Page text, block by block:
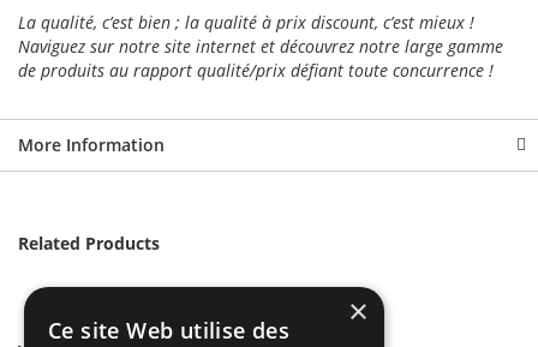
La qualité, c’est bien ; la qualité à prix discount, c’est mieux !
Naviguez sur notre site internet et découvrez notre large gamme
de produits au rapport qualité/prix défiant toute concurrence !
More Information
Related Products
×
Ce site Web utilise des